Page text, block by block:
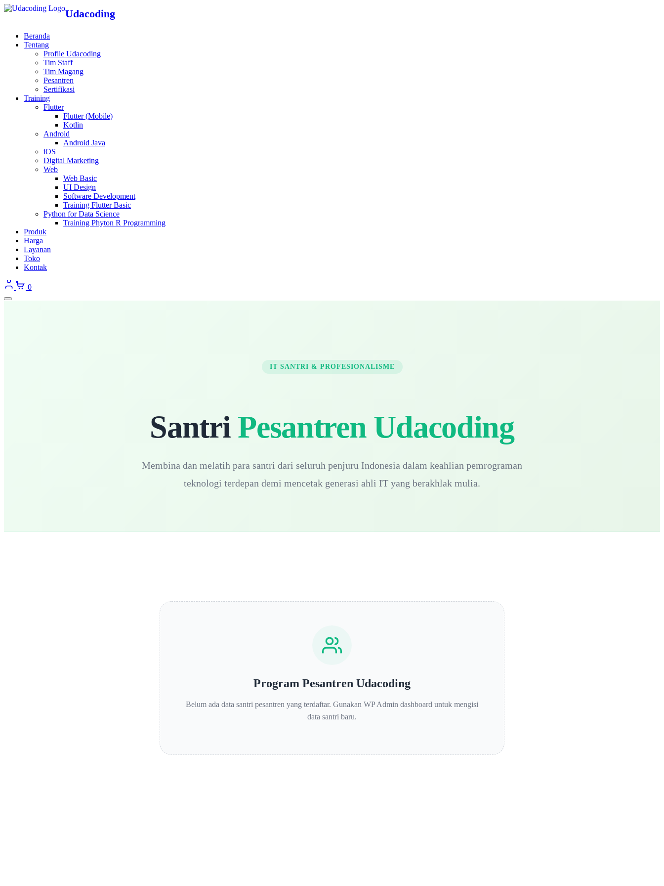
Udacoding
Beranda
Tentang
Profile Udacoding
Tim Staff
Tim Magang
Pesantren
Sertifikasi
Training
Flutter
Flutter (Mobile)
Kotlin
Android
Android Java
iOS
Digital Marketing
Web
Web Basic
UI Design
Software Development
Training Flutter Basic
Python for Data Science
Training Phyton R Programming
Produk
Harga
Layanan
Toko
Kontak
0
IT SANTRI & PROFESIONALISME
Santri Pesantren Udacoding
Membina dan melatih para santri dari seluruh penjuru Indonesia dalam keahlian pemrograman
teknologi terdepan demi mencetak generasi ahli IT yang berakhlak mulia.
Program Pesantren Udacoding
Belum ada data santri pesantren yang terdaftar. Gunakan WP Admin dashboard untuk mengisi
data santri baru.